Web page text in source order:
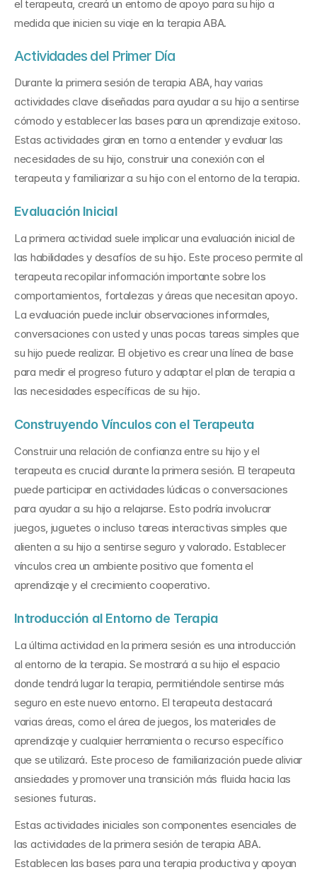
el terapeuta, creará un entorno de apoyo para su hijo a
medida que inicien su viaje en la terapia ABA.
Actividades del Primer Día
Durante la primera sesión de terapia ABA, hay varias
actividades clave diseñadas para ayudar a su hijo a sentirse
cómodo y establecer las bases para un aprendizaje exitoso.
Estas actividades giran en torno a entender y evaluar las
necesidades de su hijo, construir una conexión con el
terapeuta y familiarizar a su hijo con el entorno de la terapia.
Evaluación Inicial
La primera actividad suele implicar una evaluación inicial de
las habilidades y desafíos de su hijo. Este proceso permite al
terapeuta recopilar información importante sobre los
comportamientos, fortalezas y áreas que necesitan apoyo.
La evaluación puede incluir observaciones informales,
conversaciones con usted y unas pocas tareas simples que
su hijo puede realizar. El objetivo es crear una línea de base
para medir el progreso futuro y adaptar el plan de terapia a
las necesidades específicas de su hijo.
Construyendo Vínculos con el Terapeuta
Construir una relación de confianza entre su hijo y el
terapeuta es crucial durante la primera sesión. El terapeuta
puede participar en actividades lúdicas o conversaciones
para ayudar a su hijo a relajarse. Esto podría involucrar
juegos, juguetes o incluso tareas interactivas simples que
alienten a su hijo a sentirse seguro y valorado. Establecer
vínculos crea un ambiente positivo que fomenta el
aprendizaje y el crecimiento cooperativo.
Introducción al Entorno de Terapia
La última actividad en la primera sesión es una introducción
al entorno de la terapia. Se mostrará a su hijo el espacio
donde tendrá lugar la terapia, permitiéndole sentirse más
seguro en este nuevo entorno. El terapeuta destacará
varias áreas, como el área de juegos, los materiales de
aprendizaje y cualquier herramienta o recurso específico
que se utilizará. Este proceso de familiarización puede aliviar
ansiedades y promover una transición más fluida hacia las
sesiones futuras.
Estas actividades iniciales son componentes esenciales de
las actividades de la primera sesión de terapia ABA.
Establecen las bases para una terapia productiva y apoyan